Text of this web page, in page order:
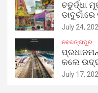
ଚତୁର୍ଦ୍ଧା
ଡାବୁଗାଁରେ
July 24,
ନବରଙ୍ଗପୁର
କଲେ
July 17,